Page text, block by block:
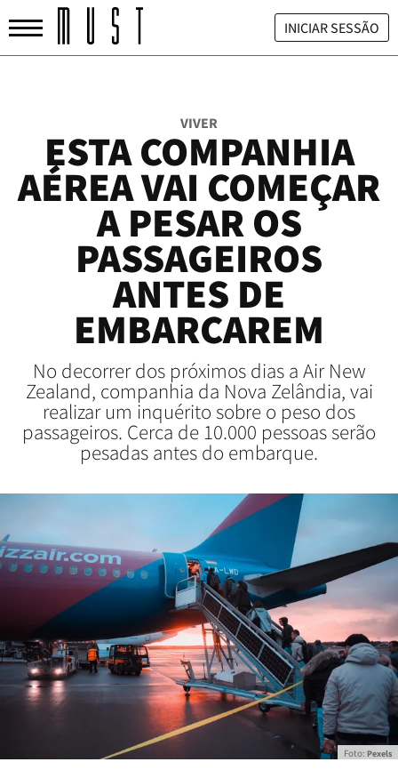
INICIAR SESSÃO
VIVER
ESTA COMPANHIA
AÉREA VAI COMEÇAR
A PESAR OS
PASSAGEIROS
ANTES DE
EMBARCAREM
No decorrer dos próximos dias a Air New
Zealand, companhia da Nova Zelândia, vai
realizar um inquérito sobre o peso dos
passageiros. Cerca de 10.000 pessoas serão
pesadas antes do embarque.
Foto: Pexels